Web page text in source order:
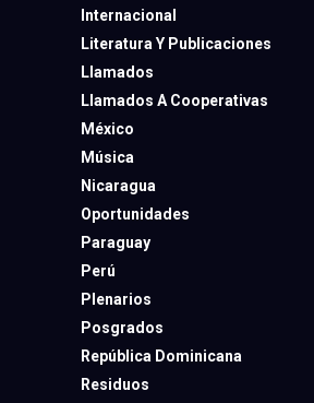
Internacional
Literatura Y Publicaciones
Llamados
Llamados A Cooperativas
México
Música
Nicaragua
Oportunidades
Paraguay
Perú
Plenarios
Posgrados
República Dominicana
Residuos